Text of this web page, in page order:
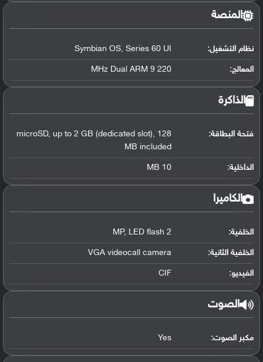
المنصة
نظام التشغيل:
Symbian OS, Series 60 UI
المعالج:
220 MHz Dual ARM 9
الذاكرة
فتحة البطاقة:
microSD, up to 2 GB (dedicated slot), 128
MB included
الداخلية: 10 MB
الكاميرا
الخلفية: 2 MP, LED flash
الخلفية الثانية: VGA videocall camera
الفيديو: CIF
الصوت
مكبر الصوت: Yes